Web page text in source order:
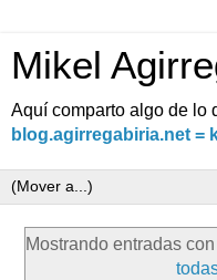
Mikel
Aquí comparto algo de lo
blog.agirregabiria.net =
Mostrando entradas